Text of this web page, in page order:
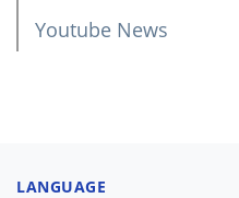
Youtube News
LANGUAGE